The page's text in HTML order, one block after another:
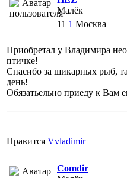
Малёк
11 1 Москва
Приобретал у Владимира
птичке!
Спасибо за шикарных рыб,
день!
Обязатьельно приеду к Вам
Нравится Vvladimir
Comdir